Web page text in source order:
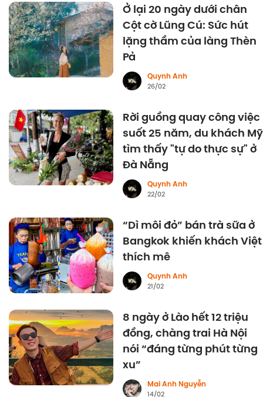
Ở lại 20 ngày dưới chân
Cột cờ Lũng Cú: Sức hút
lặng thầm của làng Thèn
Pả
Quynh Anh
26/02
Rời guồng quay công việc
suốt 25 năm, du khách Mỹ
tìm thấy "tự do thực sự" ở
Đà Nẵng
Quynh Anh
22/02
“Dì môi đỏ” bán trà sữa ở
Bangkok khiến khách Việt
thích mê
Quynh Anh
21/02
8 ngày ở Lào hết 12 triệu
đồng, chàng trai Hà Nội
nói “đáng từng phút từng
xu”
Mai Anh Nguyễn
14/02